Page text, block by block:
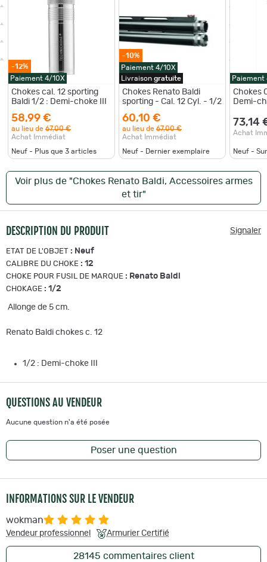
-12%
Paiement 4/10X
Chokes cal. 12 sporting
Baldi 1/2 : Demi-choke III
58,99 €
au lieu de 67,00 €
Achat Immédiat
Neuf - Plus que 3 articles
-10%
Paiement 4/10X
Livraison gratuite
Chokes Renato Baldi
sporting - Cal. 12 Cyl. - 1/2
60,10 €
au lieu de 67,00 €
Achat Immédiat
Neuf - Dernier exemplaire
Paiement
Chokes
Demi-
73,14
Achat
Neuf -
Voir plus de "Chokes Renato Baldi, Accessoires armes
et tir"
DESCRIPTION DU PRODUIT Signaler
ETAT DE L'OBJET : Neuf
CALIBRE DU CHOKE : 12
CHOKE POUR FUSIL DE MARQUE : Renato Baldi
CHOKAGE : 1/2
Allonge de 5 cm.
Renato Baldi chokes c. 12
1/2 : Demi-choke III
QUESTIONS AU VENDEUR
Aucune question n'a été posée
Poser une question
INFORMATIONS SUR LE VENDEUR
wokman
Vendeur professionnel Armurier Certifié
28145 commentaires client